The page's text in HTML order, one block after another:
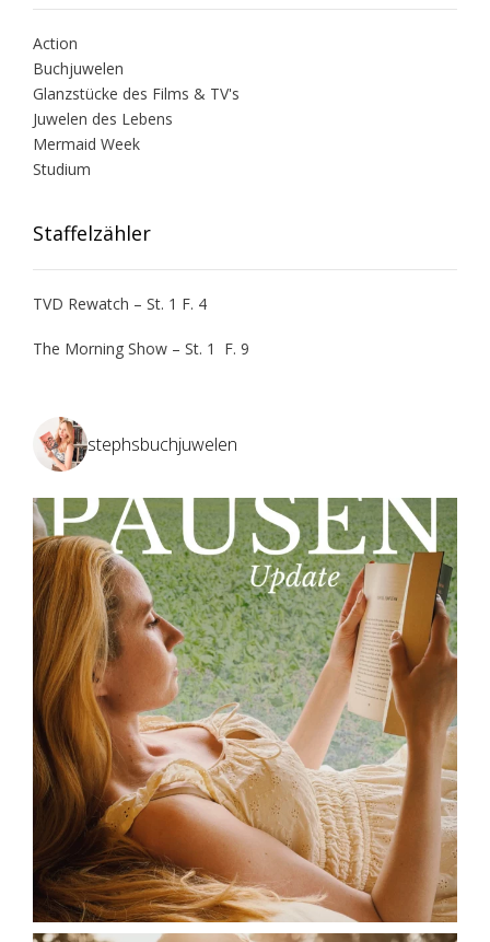
Action
Buchjuwelen
Glanzstücke des Films & TV's
Juwelen des Lebens
Mermaid Week
Studium
Staffelzähler
TVD Rewatch – St. 1 F. 4
The Morning Show – St. 1 F. 9
stephsbuchjuwelen